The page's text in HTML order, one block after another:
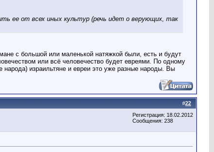
ее от всех иных культур (речь идет о верующих, так
с большой или маленькой натяжкой были, есть и будут
или всё человечество будет евреями. По одному
народа) израильтяне и евреи это уже разные народы. Вы
#22
Регистрация: 18.02.2012
Сообщения: 238